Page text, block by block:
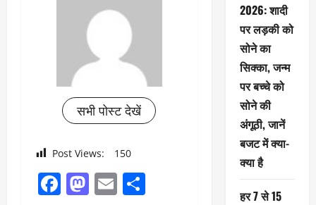
सभी पोस्ट देखें
Post Views: 150
Facebook
Mastodon
Email
2026: शादी
पर लड़की को
सोने का
सिक्का, जन्म
पर बच्चे को
सोने की
अंगूठी, जानें
बजट में क्या-
क्या है
हर 7 से 15